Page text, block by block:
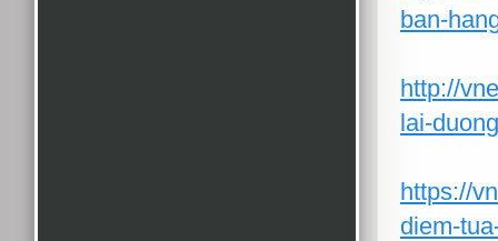
ban-
http://
lai-
https://
diem-